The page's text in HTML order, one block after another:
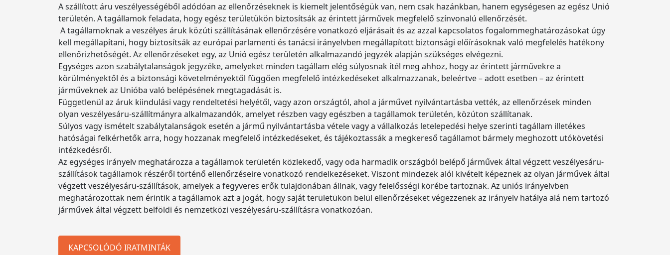
A szállított áru veszélyességéből adódóan az ellenőrzéseknek is kiemelt jelentőségük van, nem csak hazánkban, hanem egységesen az egész Unió
területén. A tagállamok feladata, hogy egész területükön biztosítsák az érintett járművek megfelelő színvonalú ellenőrzését.
A tagállamoknak a veszélyes áruk közúti szállításának ellenőrzésére vonatkozó eljárásait és az azzal kapcsolatos fogalommeghatározásokat úgy
kell megállapítani, hogy biztosítsák az európai parlamenti és tanácsi irányelvben megállapított biztonsági előírásoknak való megfelelés hatékony
ellenőrizhetőségét. Az ellenőrzéseket egy, az Unió egész területén alkalmazandó jegyzék alapján szükséges elvégezni.
Egységes azon szabálytalanságok jegyzéke, amelyeket minden tagállam elég súlyosnak ítél meg ahhoz, hogy az érintett járművekre a
körülményektől és a biztonsági követelményektől függően megfelelő intézkedéseket alkalmazzanak, beleértve – adott esetben – az érintett
járműveknek az Unióba való belépésének megtagadását is.
Függetlenül az áruk kiindulási vagy rendeltetési helyétől, vagy azon országtól, ahol a járművet nyilvántartásba vették, az ellenőrzések minden
olyan veszélyesáru-szállítmányra alkalmazandók, amelyet részben vagy egészben a tagállamok területén, közúton szállítanak.
Súlyos vagy ismételt szabálytalanságok esetén a jármű nyilvántartásba vétele vagy a vállalkozás letelepedési helye szerinti tagállam illetékes
hatóságai felkérhetők arra, hogy hozzanak megfelelő intézkedéseket, és tájékoztassák a megkereső tagállamot bármely meghozott utókövetési
intézkedésről.
Az egységes irányelv meghatározza a tagállamok területén közlekedő, vagy oda harmadik országból belépő járművek által végzett veszélyesáru-
szállítások tagállamok részéről történő ellenőrzéseire vonatkozó rendelkezéseket. Viszont mindezek alól kivételt képeznek az olyan járművek által
végzett veszélyesáru-szállítások, amelyek a fegyveres erők tulajdonában állnak, vagy felelősségi körébe tartoznak. Az uniós irányelvben
meghatározottak nem érintik a tagállamok azt a jogát, hogy saját területükön belül ellenőrzéseket végezzenek az irányelv hatálya alá nem tartozó
járművek által végzett belföldi és nemzetközi veszélyesáru-szállításra vonatkozóan.
KAPCSOLÓDÓ IRATMINTÁK